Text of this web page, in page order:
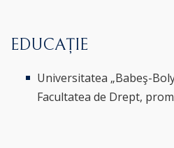
EDUCAȚIE
Universitatea „Babeş-
Facultatea de Drept,